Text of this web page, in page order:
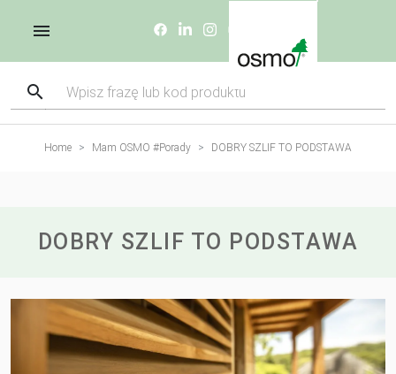
Home Mam OSMO #Porady DOBRY SZLIF TO PODSTAWA
DOBRY SZLIF TO PODSTAWA